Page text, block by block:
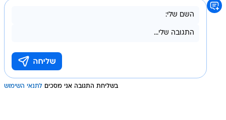
בשליחת התגובה אני מסכים לתנאי השימוש